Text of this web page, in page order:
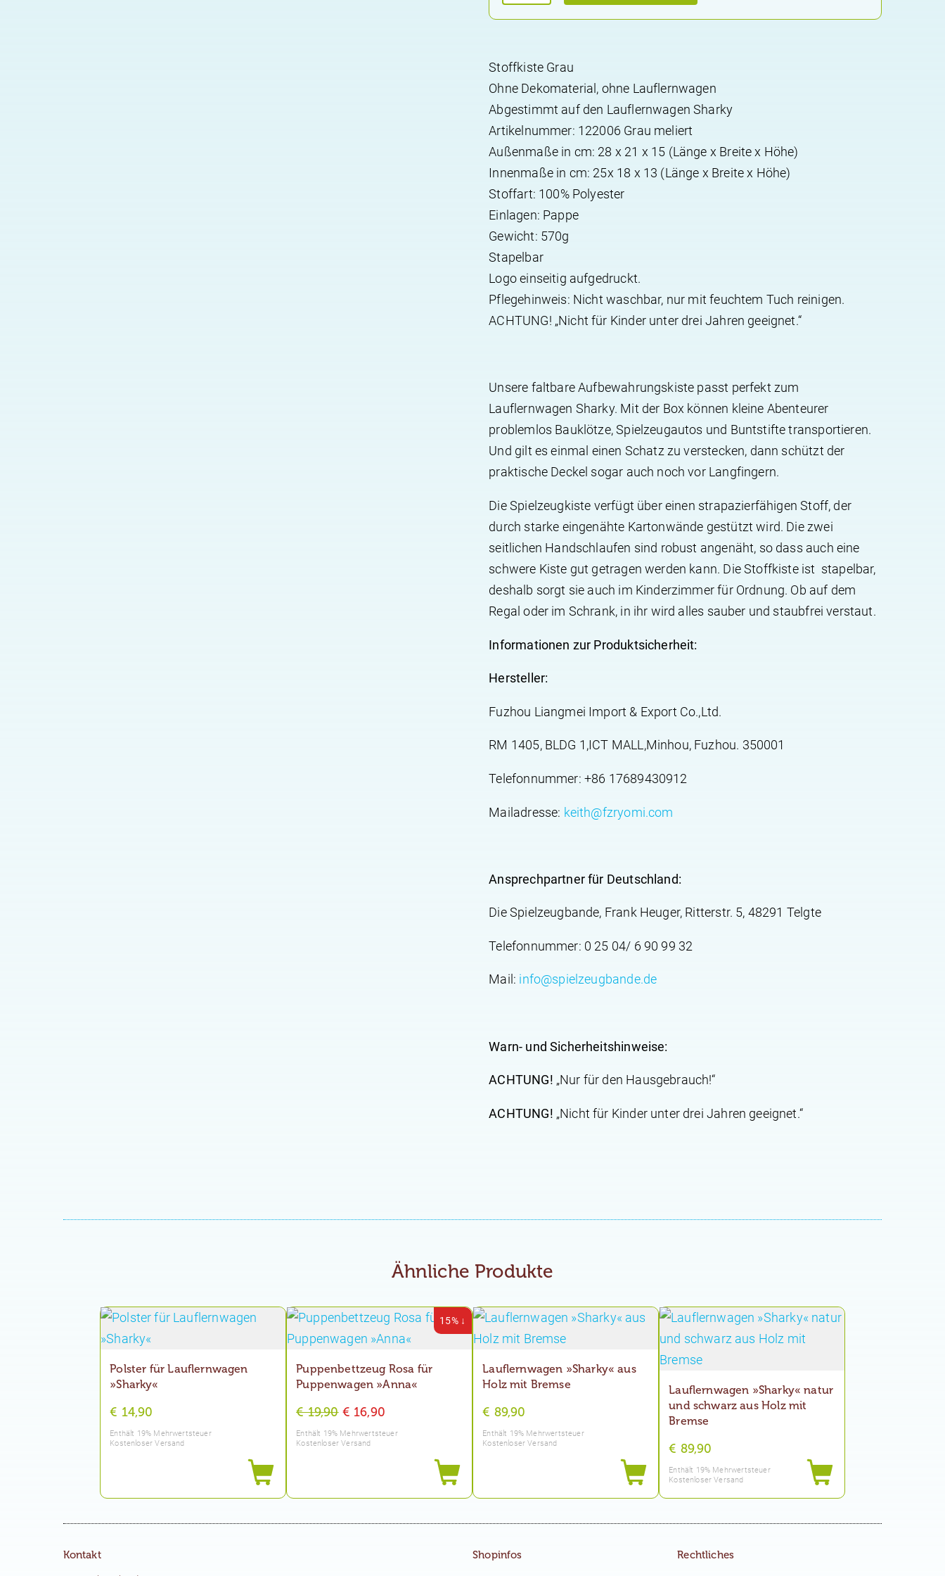
für
Lauflernwagen
Stoffkiste Grau
Ohne Dekomaterial, ohne Lauflernwagen
Abgestimmt auf den Lauflernwagen Sharky
Artikelnummer: 122006 Grau meliert
Außenmaße in cm: 28 x 21 x 15 (Länge x Breite x Höhe)
Innenmaße in cm: 25x 18 x 13 (Länge x Breite x Höhe)
Stoffart: 100% Polyester
Einlagen: Pappe
Gewicht: 570g
Stapelbar
Logo einseitig aufgedruckt.
Pflegehinweis: Nicht waschbar, nur mit feuchtem Tuch reinigen.
ACHTUNG! „Nicht für Kinder unter drei Jahren geeignet.“
Unsere faltbare Aufbewahrungskiste passt perfekt zum
Lauflernwagen Sharky. Mit der Box können kleine Abenteurer
problemlos Bauklötze, Spielzeugautos und Buntstifte transportieren.
Und gilt es einmal einen Schatz zu verstecken, dann schützt der
praktische Deckel sogar auch noch vor Langfingern.
Die Spielzeugkiste verfügt über einen strapazierfähigen Stoff, der
durch starke eingenähte Kartonwände gestützt wird. Die zwei
seitlichen Handschlaufen sind robust angenäht, so dass auch eine
schwere Kiste gut getragen werden kann. Die Stoffkiste ist stapelbar,
deshalb sorgt sie auch im Kinderzimmer für Ordnung. Ob auf dem
Regal oder im Schrank, in ihr wird alles sauber und staubfrei verstaut.
Informationen zur Produktsicherheit:
Hersteller:
Fuzhou Liangmei Import & Export Co.,Ltd.
RM 1405, BLDG 1,ICT MALL,Minhou, Fuzhou. 350001
Telefonnummer: +86 17689430912
Mailadresse: keith@fzryomi.com
Ansprechpartner für Deutschland:
Die Spielzeugbande, Frank Heuger, Ritterstr. 5, 48291 Telgte
Telefonnummer: 0 25 04/ 6 90 99 32
Mail: info@spielzeugbande.de
Warn- und Sicherheitshinweise:
ACHTUNG! „Nur für den Hausgebrauch!“
ACHTUNG! „Nicht für Kinder unter drei Jahren geeignet.“
Ähnliche Produkte
Polster für Lauflernwagen
»Sharky«
€ 14,90
Enthält 19% Mehrwertsteuer
Kostenloser Versand
15% ↓
Puppenbettzeug Rosa für
Puppenwagen »Anna«
€19,90 Ursprünglicher
Preis
€ 16,90Aktueller
Preis
Enthält 19% Mehrwertsteuer
Kostenloser Versand
Lauflernwagen »Sharky« aus
Holz mit Bremse
€ 89,90
Enthält 19% Mehrwertsteuer
Kostenloser Versand
Lauflernwagen »Sharky« natur
und schwarz aus Holz mit
Bremse
€ 89,90
Enthält 19% Mehrwertsteuer
Kostenloser Versand
Kontakt Shopinfos Rechtliches